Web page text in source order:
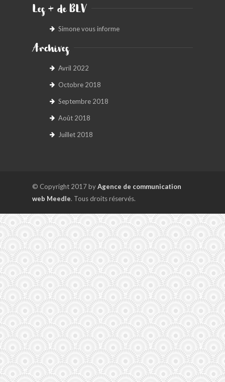
Les + de BLV
Simone vous informe
Archives
Avril 2022
Octobre 2018
Septembre 2018
Août 2018
Juillet 2018
© Copyright 2017 byAgence de communication
web Meedle. Tous droits réservés.